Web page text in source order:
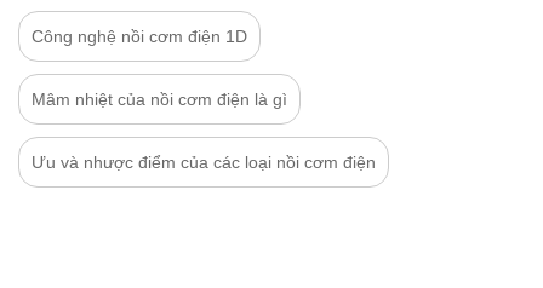
Công nghệ nồi cơm điện 1D
Mâm nhiệt của nồi cơm điện là gì
Ưu và nhược điểm của các loại nồi cơm điện